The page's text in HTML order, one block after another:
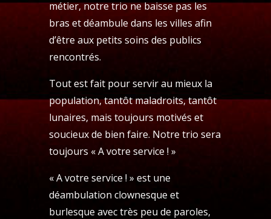
métier, notre trio ne baisse pas les
bras et déambule dans les villes afin
d’être aux petits soins des publics
rencontrés.
Tout est fait pour servir au mieux la
population, tantôt maladroits, tantôt
lunaires, mais toujours motivés et
soucieux de bien faire. Notre trio sera
toujours « A votre service ! »
« A votre service ! » est une
déambulation clownesque et
burlesque avec très peu de paroles,